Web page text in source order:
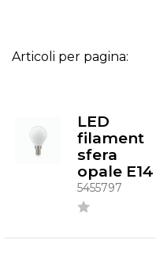
Articoli per pagina:
LED
filament
sfera
opale E14
5455797